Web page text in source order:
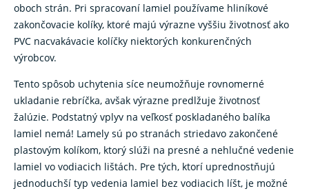
oboch strán. Pri spracovaní lamiel používame hliníkové
zakončovacie kolíky, ktoré majú výrazne vyššiu životnosť ako
PVC nacvakávacie kolíčky niektorých konkurenčných
výrobcov.
Tento spôsob uchytenia síce neumožňuje rovnomerné
ukladanie rebríčka, avšak výrazne predlžuje životnosť
žalúzie. Podstatný vplyv na veľkosť poskladaného balíka
lamiel nemá! Lamely sú po stranách striedavo zakončené
plastovým kolíkom, ktorý slúži na presné a nehlučné vedenie
lamiel vo vodiacich lištách. Pre tých, ktorí uprednostňujú
jednoduchší typ vedenia lamiel bez vodiacich líšt, je možné